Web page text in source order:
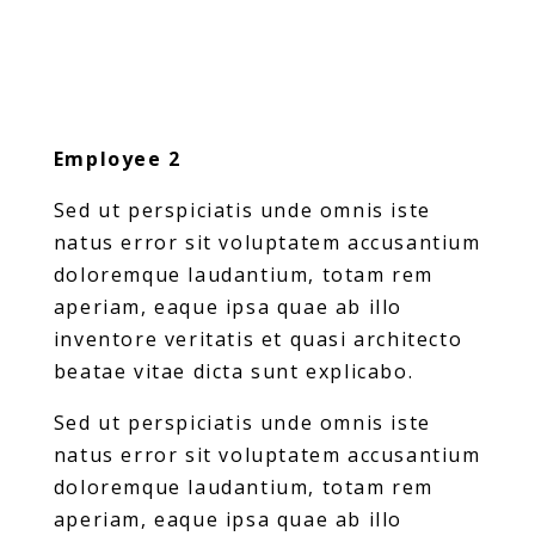
Employee 2
Sed ut perspiciatis unde omnis iste
natus error sit voluptatem accusantium
doloremque laudantium, totam rem
aperiam, eaque ipsa quae ab illo
inventore veritatis et quasi architecto
beatae vitae dicta sunt explicabo.
Sed ut perspiciatis unde omnis iste
natus error sit voluptatem accusantium
doloremque laudantium, totam rem
aperiam, eaque ipsa quae ab illo